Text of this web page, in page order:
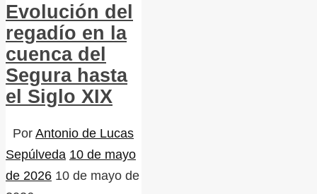
Evolución del
regadío en la
cuenca del
Segura hasta
el Siglo XIX
Por Antonio de Lucas
Sepúlveda 10 de mayo
de 2026 10 de mayo de